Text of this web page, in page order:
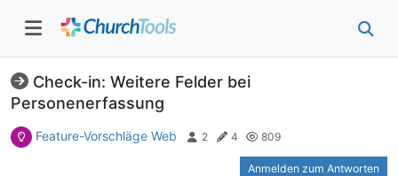
Check-in: Weitere Felder bei
Personenerfassung
Feature-Vorschläge Web 2 4 809
Anmelden zum Antworten